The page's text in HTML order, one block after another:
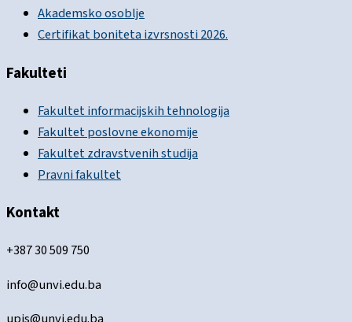
Akademsko osoblje
Certifikat boniteta izvrsnosti 2026.
Fakulteti
Fakultet informacijskih tehnologija
Fakultet poslovne ekonomije
Fakultet zdravstvenih studija
Pravni fakultet
Kontakt
+387 30 509 750
info@unvi.edu.ba